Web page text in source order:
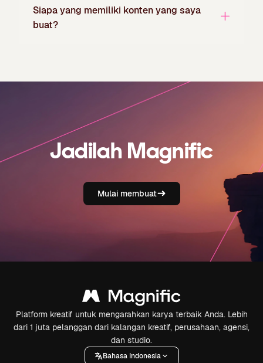
Siapa yang memiliki konten yang saya
buat?
Jadilah Magnific
Mulai membuat
Platform kreatif untuk mengarahkan karya terbaik Anda. Lebih
dari 1 juta pelanggan dari kalangan kreatif, perusahaan, agensi,
dan studio.
Bahasa Indonesia